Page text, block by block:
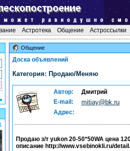
Астротека Общение Астроссылки
Общение
Доска объявлений
Категория: Продаю/Меняю
Автор:
Дмитрий
E-mail:
mitiay@bk.ru
Адрес:
Продаю з/т yukon 20-50*50WA цена
описание http://www.vsebinokli.ru/